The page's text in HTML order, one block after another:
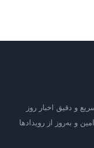
و دقیق اخبار روز
و به‌روز از رویدادها